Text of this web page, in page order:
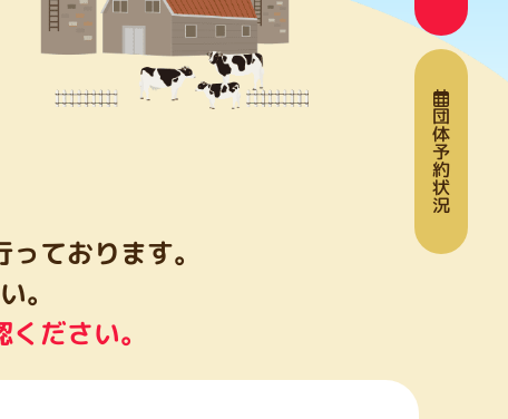
ております。
。
ださい。
団
体
予
約
状
況